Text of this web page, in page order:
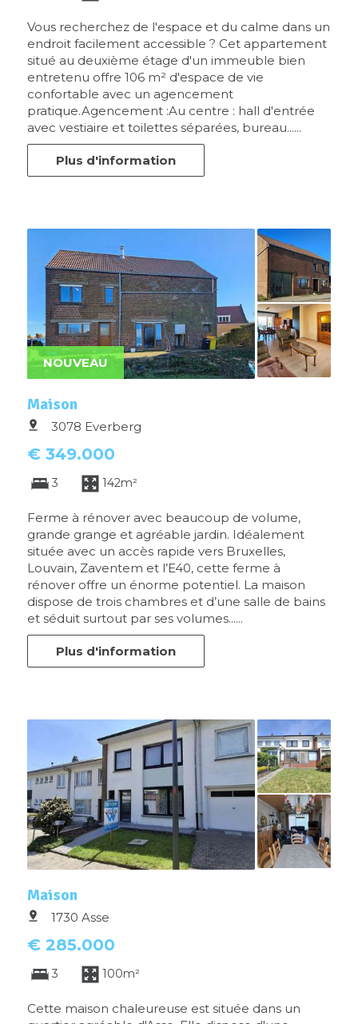
Vous recherchez de l'espace et du calme dans un
endroit facilement accessible ? Cet appartement
situé au deuxième étage d'un immeuble bien
entretenu offre 106 m² d'espace de vie
confortable avec un agencement
pratique.Agencement :Au centre : hall d'entrée
avec vestiaire et toilettes séparées, bureau......
Plus d'information
NOUVEAU
Maison
3078 Everberg
€ 349.000
3 142m²
Ferme à rénover avec beaucoup de volume,
grande grange et agréable jardin. Idéalement
située avec un accès rapide vers Bruxelles,
Louvain, Zaventem et l’E40, cette ferme à
rénover offre un énorme potentiel. La maison
dispose de trois chambres et d’une salle de bains
et séduit surtout par ses volumes......
Plus d'information
Maison
1730 Asse
€ 285.000
3 100m²
Cette maison chaleureuse est située dans un